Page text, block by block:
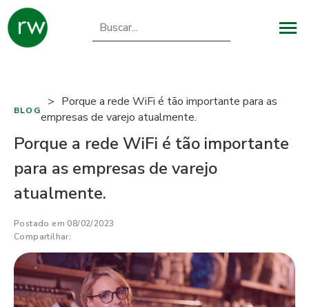
BLOG
Porque a rede WiFi é tão importante para as
empresas de varejo atualmente.
Porque a rede WiFi é tão importante
para as empresas de varejo
atualmente.
Postado em 08/02/2023
Compartilhar: